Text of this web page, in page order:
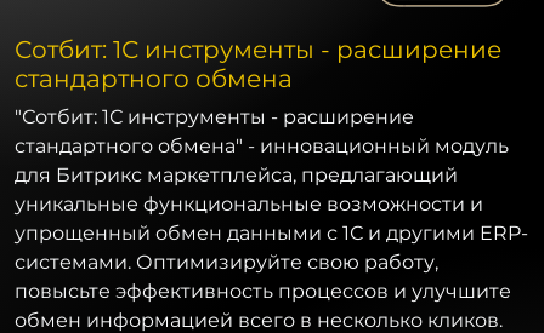
Сотбит: 1С инструменты - расширение
стандартного обмена
"Сотбит: 1С инструменты - расширение
стандартного обмена" - инновационный модуль
для Битрикс маркетплейса, предлагающий
уникальные функциональные возможности и
упрощенный обмен данными с 1С и другими ERP-
системами. Оптимизируйте свою работу,
повысьте эффективность процессов и улучшите
обмен информацией всего в несколько кликов.